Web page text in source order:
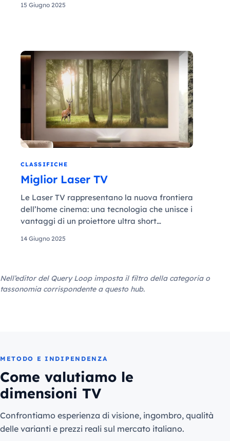
15 Giugno 2025
CLASSIFICHE
Miglior Laser TV
Le Laser TV rappresentano la nuova frontiera
dell’home cinema: una tecnologia che unisce i
vantaggi di un proiettore ultra short…
14 Giugno 2025
Nell’editor del Query Loop imposta il filtro della categoria o
tassonomia corrispondente a questo hub.
METODO E INDIPENDENZA
Come valutiamo le
dimensioni TV
Confrontiamo esperienza di visione, ingombro, qualità
delle varianti e prezzi reali sul mercato italiano.